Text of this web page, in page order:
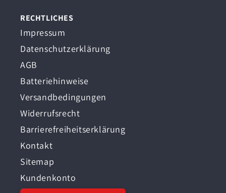
RECHTLICHES
Impressum
Datenschutzerklärung
AGB
Batteriehinweise
Versandbedingungen
Widerrufsrecht
Barrierefreiheitserklärung
Kontakt
Sitemap
Kundenkonto